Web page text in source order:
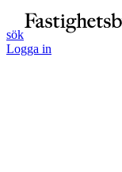
sök
Logga in